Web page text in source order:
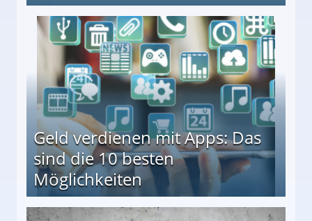
↻ Täglich neue Produkttests
Geld verdienen mit Apps: Das
sind die 10 besten
Möglichkeiten
besten Möglichkeiten